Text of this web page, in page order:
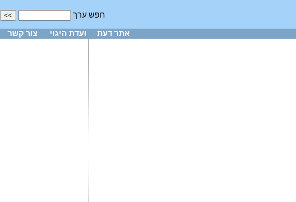
חפש ערך
אתר דעת ועדת היגוי צור קשר